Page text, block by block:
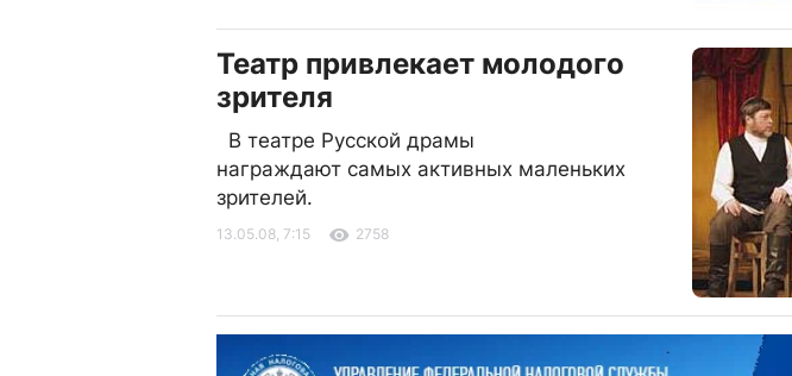
Театр привлекает молодого
зрителя
В театре Русской драмы
награждают самых активных маленьких
зрителей.
13.05.08, 7:15 2758